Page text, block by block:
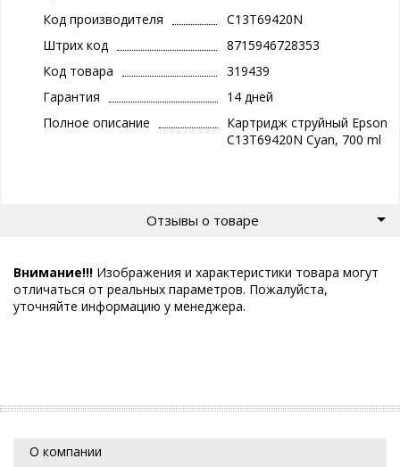
Код производителя
C13T69420N
Штрих код
8715946728353
Код товара
319439
Гарантия
14 дней
Полное описание
Картридж струйный Epson
C13T69420N Cyan, 700 ml
Отзывы о товаре
Внимание!!! Изображения и характеристики товара могут
отличаться от реальных параметров. Пожалуйста,
уточняйте информацию у менеджера.
О компании